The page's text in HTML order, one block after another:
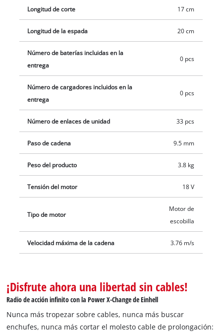
cualquier situación de trabajo. El tope de garras impide en
este caso un deslizamiento al serrar. La lubricación
automática de cadena a través de un recipiente de aceite
abastece la cadena OREGON con la lubricación necesaria. En
caso de necesidad, gracias a la práctica tensión de cadena se
puede tensar y cambiar sin herramientas. A este respecto, un
deslizamiento indeseado de la cadena de la espada. La
batería y el cargador no están contenidos en el alcance del
suministro.
Longitud de corte 17 cm
Longitud de la espada 20 cm
Número de baterías incluidas en la
entrega
0 pcs
Número de cargadores incluidos en la
entrega
0 pcs
Número de enlaces de unidad 33 pcs
Paso de cadena 9.5 mm
Peso del producto 3.8 kg
Tensión del motor 18 V
Tipo de motor
Motor de
escobilla
Velocidad máxima de la cadena 3.76 m/s
¡Disfrute ahora una libertad sin cables!
Radio de acción infinito con la Power X-Change de Einhell
Nunca más tropezar sobre cables, nunca más buscar
enchufes, nunca más cortar el molesto cable de prolongación: